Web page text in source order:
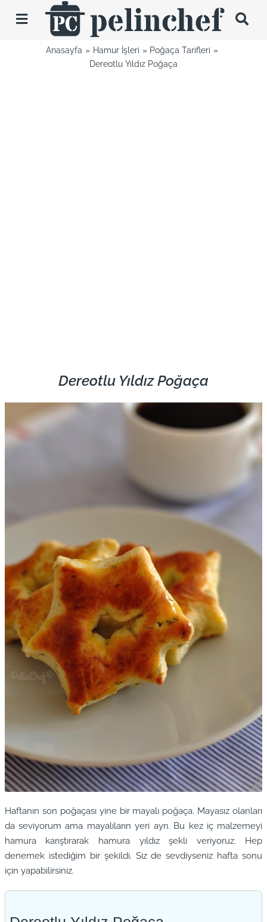
Toggle
Navigation
TariflerAnasayfa Hamur İşleri
Poğaça Tarifleri
Dereotlu Yıldız Poğaça
Dereotlu Yıldız Poğaça
Haftanın son poğaçası yine bir mayalı poğaça. Mayasız olanları
da seviyorum ama mayalıların yeri ayrı. Bu kez iç malzemeyi
hamura karıştırarak hamura yıldız şekli veriyoruz. Hep
denemek istediğim bir şekildi. Siz de sevdiyseniz hafta sonu
için yapabilirsiniz.